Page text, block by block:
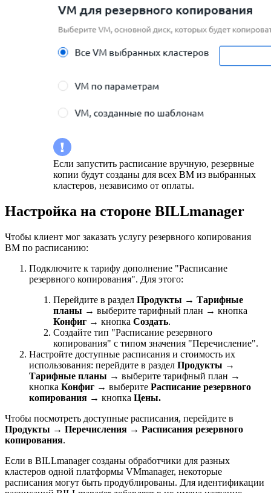
Если запустить расписание вручную, резервные
копии будут созданы для всех ВМ из выбранных
кластеров, независимо от оплаты.
Настройка на стороне BILLmanager
Чтобы клиент мог заказать услугу резервного копирования
ВМ по расписанию:
Подключите к тарифу дополнение "Расписание
резервного копирования". Для этого:
Перейдите в раздел Продукты → Тарифные
планы → выберите тарифный план → кнопка
Конфиг → кнопка Создать.
Создайте тип "Расписание резервного
копирования" с типом значения "Перечисление".
Настройте доступные расписания и стоимость их
использования: перейдите в раздел Продукты →
Тарифные планы → выберите тарифный план →
кнопка Конфиг → выберите Расписание резервного
копирования → кнопка Цены.
Чтобы посмотреть доступные расписания, перейдите в
Продукты → Перечисления → Расписания резервного
копирования.
Если в BILLmanager созданы обработчики для разных
кластеров одной платформы VMmanager, некоторые
расписания могут быть продублированы. Для идентификации